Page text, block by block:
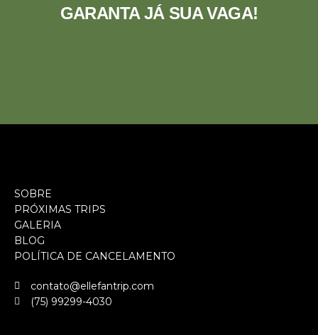
GARANTA JÁ SUA VAGA!
SOBRE
PRÓXIMAS TRIPS
GALERIA
BLOG
POLÍTICA DE CANCELAMENTO
contato@ellefantrip.com
(75) 99299-4030